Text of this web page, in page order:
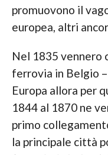
promuovono il
europea, altri
Nel 1835 vennero
ferrovia in Belgio –
Europa allora per
1844 al 1870 ne
primo
la principale città